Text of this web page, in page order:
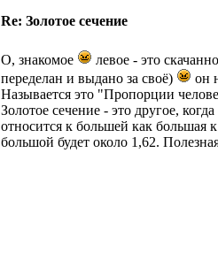
Re: Золотое сечение
О, знакомое
левое - это
переделан и выдано за своё)
он
Называется это "Пропорции
Золотое сечение - это другое,
относится к большей как большая
большой будет около 1,62.